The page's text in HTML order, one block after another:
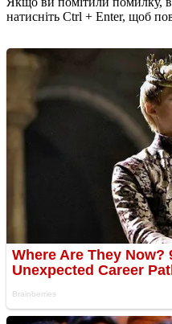
натисніть Ctrl + Enter, щоб